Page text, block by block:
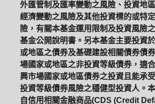
外匯管制及匯率變動之風險、投資地
經濟變動之風險及其他投資標的或特
險，有關本基金運用限制及投資風險
基金公開說明書。另本基金主要投資
或地區之債券及基礎建設相關債券債
場國家或地區之非投資等級債券，適
興市場國家或地區債券之投資且能承
投資等級債券風險之穩健型投資人。
自信用相關金融商品(CDS (Credit